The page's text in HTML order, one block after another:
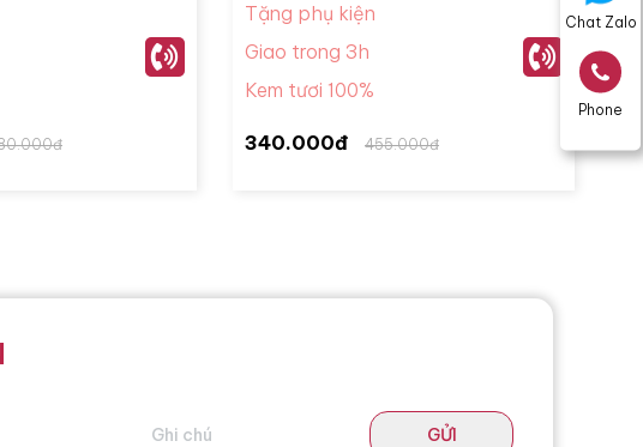
Chat Zalo
Phone
Tặng phụ kiện
Giao trong 3h
Kem tươi 100%
340.000đ 455.000đ
GỬI